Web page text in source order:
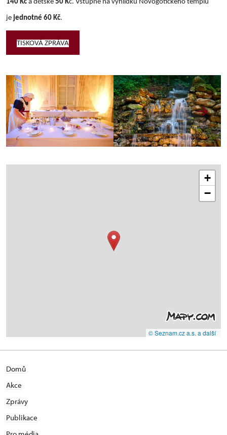
140 Kč a dětské 50 Kč. Vstupné na vyhlídku Novogotického templu
je jednotné 60 Kč.
TISKOVÁ ZPRÁVA
+
−
© Seznam.cz a.s. a další
Domů
Akce
Zprávy
Publikace